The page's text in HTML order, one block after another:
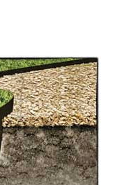
–
v